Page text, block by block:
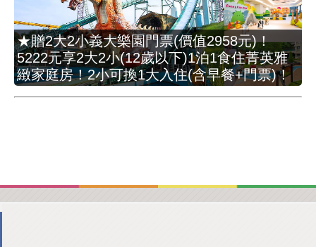
★贈2大2小義大樂園門票(價值2958元)！
5222元享2大2小(12歲以下)1泊1食住菁英雅
緻家庭房！2小可換1大入住(含早餐+門票)！